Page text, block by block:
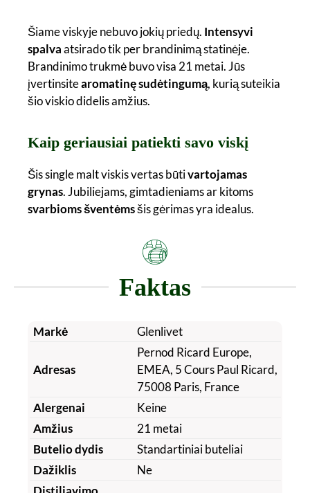
Šiame viskyje nebuvo jokių priedų. Intensyvi
spalvaatsirado tik per brandinimą statinėje.
Brandinimo trukmė buvo visa 21 metai. Jūs
įvertinsitearomatinę sudėtingumą, kurią suteikia
šio viskio didelis amžius.
Kaip geriausiai patiekti savo viskį
Šis single malt viskis vertas būtivartojamas
grynas. Jubiliejams, gimtadieniams ar kitoms
svarbioms šventėmsšis gėrimas yra idealus.
Faktas
Markė Glenlivet
Adresas
Pernod Ricard Europe,
EMEA, 5 Cours Paul Ricard,
75008 Paris, France
Alergenai
Keine
Amžius
21 metai
Butelio dydis
Standartiniai buteliai
Dažiklis
Ne